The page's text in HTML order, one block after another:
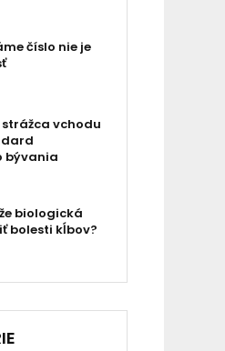
číslo nie je
strážca vchodu
bývania
biologická
bolesti kĺbov?